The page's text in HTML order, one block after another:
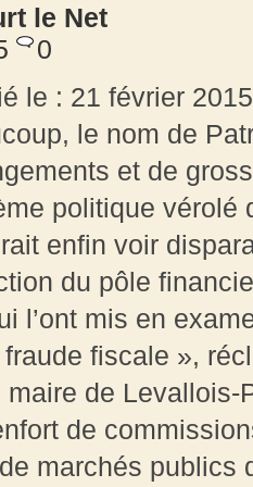
le Net
0
le : 21 février
le nom de
et de
politique vérolé
enfin voir
du pôle
l’ont mis en
fiscale »,
de
de
marchés